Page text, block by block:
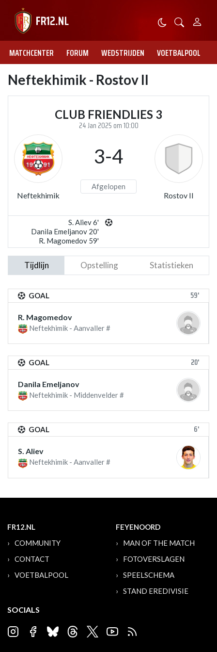
MATCHCENTER FORUM WEDSTRIJDEN VOETBALPOOL
Neftekhimik - Rostov II
CLUB FRIENDLIES 3
24 Jan 2025 om 10:00
Neftekhimik
3-4
Afgelopen
Rostov II
S. Aliev 6'
Danila Emeljanov 20'
R. Magomedov 59'
Tijdlijn Opstelling Statistieken
GOAL 59'
R. Magomedov
Neftekhimik - Aanvaller #
GOAL 20'
Danila Emeljanov
Neftekhimik - Middenvelder #
GOAL 6'
S. Aliev
Neftekhimik - Aanvaller #
FR12.NL
COMMUNITY
CONTACT
VOETBALPOOL
FEYENOORD
MAN OF THE MATCH
FOTOVERSLAGEN
SPEELSCHEMA
STAND EREDIVISIE
SOCIALS